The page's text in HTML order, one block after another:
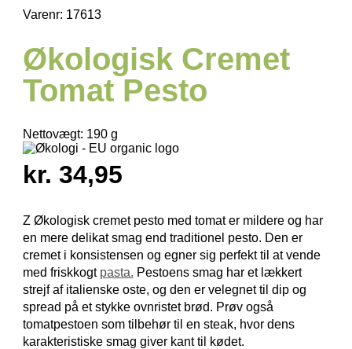
Varenr: 17613
Økologisk Cremet
Tomat Pesto
Nettovægt: 190 g
kr. 34,95
Z Økologisk cremet pesto med tomat er mildere og har
en mere delikat smag end traditionel pesto. Den er
cremet i konsistensen og egner sig perfekt til at vende
med friskkogt pasta. Pestoens smag har et lækkert
strejf af italienske oste, og den er velegnet til dip og
spread på et stykke ovnristet brød. Prøv også
tomatpestoen som tilbehør til en steak, hvor dens
karakteristiske smag giver kant til kødet.